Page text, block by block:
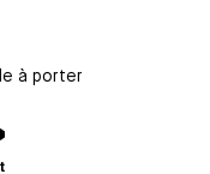
à porter